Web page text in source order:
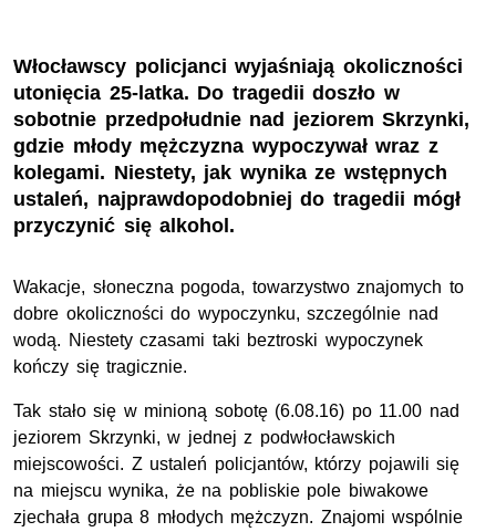
Włocławscy policjanci wyjaśniają okoliczności
utonięcia 25-latka. Do tragedii doszło w
sobotnie przedpołudnie nad jeziorem Skrzynki,
gdzie młody mężczyzna wypoczywał wraz z
kolegami. Niestety, jak wynika ze wstępnych
ustaleń, najprawdopodobniej do tragedii mógł
przyczynić się alkohol.
Wakacje, słoneczna pogoda, towarzystwo znajomych to
dobre okoliczności do wypoczynku, szczególnie nad
wodą. Niestety czasami taki beztroski wypoczynek
kończy się tragicznie.
Tak stało się w minioną sobotę (6.08.16) po 11.00 nad
jeziorem Skrzynki, w jednej z podwłocławskich
miejscowości. Z ustaleń policjantów, którzy pojawili się
na miejscu wynika, że na pobliskie pole biwakowe
zjechała grupa 8 młodych mężczyzn. Znajomi wspólnie